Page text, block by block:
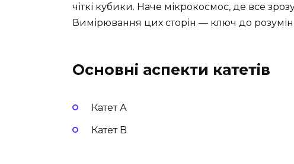
чіткі кубики. Наче мікрокосмос, де все
Вимірювання цих сторін — ключ до
Основні аспекти катетів
Катет А
Катет B